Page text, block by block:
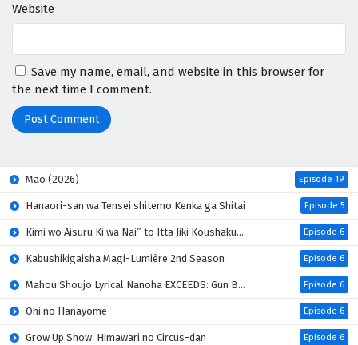
Website
Save my name, email, and website in this browser for
the next time I comment.
Mao (2026) Episode 19
Hanaori-san wa Tensei shitemo Kenka ga Shitai Episode 5
Kimi wo Aisuru Ki wa Nai” to Itta Jiki Koushaku-sama ga Nazeka Dekiai shitekimasu Episode 6
Kabushikigaisha Magi-Lumière 2nd Season Episode 6
Mahou Shoujo Lyrical Nanoha EXCEEDS: Gun Blaze Vengeance Episode 6
Oni no Hanayome Episode 6
Grow Up Show: Himawari no Circus-dan Episode 6